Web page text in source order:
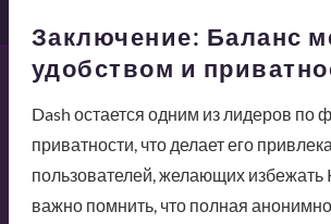
Заключение: Баланс
удобством и
Dash остается одним из лидеров по
приватности, что делает его
пользователей, желающих избежать
важно помнить, что полная